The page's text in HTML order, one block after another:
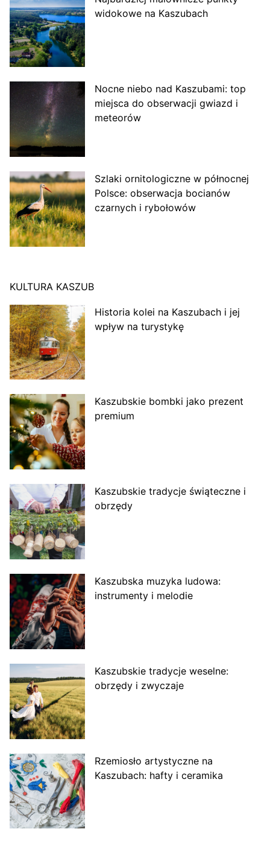
widokowe na Kaszubach
Nocne niebo nad Kaszubami: top
miejsca do obserwacji gwiazd i
meteorów
Szlaki ornitologiczne w północnej
Polsce: obserwacja bocianów
czarnych i rybołowów
KULTURA KASZUB
Historia kolei na Kaszubach i jej
wpływ na turystykę
Kaszubskie bombki jako prezent
premium
Kaszubskie tradycje świąteczne i
obrzędy
Kaszubska muzyka ludowa:
instrumenty i melodie
Kaszubskie tradycje weselne:
obrzędy i zwyczaje
Rzemiosło artystyczne na
Kaszubach: hafty i ceramika